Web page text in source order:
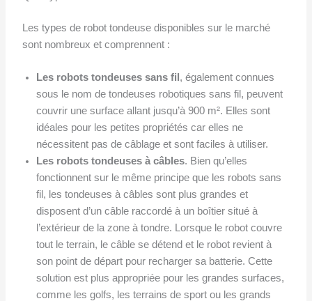
Les types de robot tondeuse disponibles sur le marché
sont nombreux et comprennent :
Les robots tondeuses sans fil , également connues
sous le nom de tondeuses robotiques sans fil, peuvent
couvrir une surface allant jusqu’à 900 m². Elles sont
idéales pour les petites propriétés car elles ne
nécessitent pas de câblage et sont faciles à utiliser.
Les robots tondeuses à câbles. Bien qu’elles
fonctionnent sur le même principe que les robots sans
fil, les tondeuses à câbles sont plus grandes et
disposent d’un câble raccordé à un boîtier situé à
l’extérieur de la zone à tondre. Lorsque le robot couvre
tout le terrain, le câble se détend et le robot revient à
son point de départ pour recharger sa batterie. Cette
solution est plus appropriée pour les grandes surfaces,
comme les golfs, les terrains de sport ou les grands